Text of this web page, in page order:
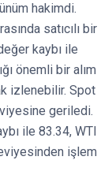
hakimdi.
satıcılı bir
kaybı ile
önemli bir alım
izlenebilir. Spot
geriledi.
ile 83.34, WTI
işlem